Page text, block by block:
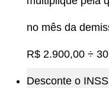
no mês da
R$ 2.900,00 ÷
Desconte o